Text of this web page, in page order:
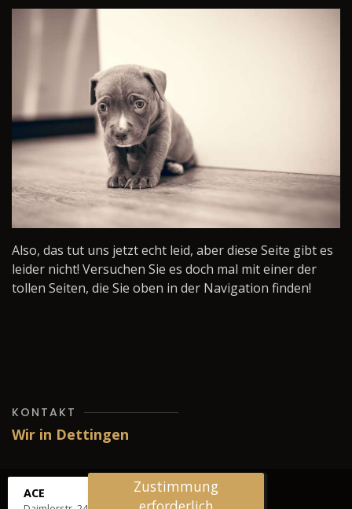
Also, das tut uns jetzt echt leid, aber diese Seite gibt es
leider nicht! Versuchen Sie es doch mal mit einer der
tollen Seiten, die Sie oben in der Navigation finden!
KONTAKT
Wir in Dettingen
ACE
Zustimmung